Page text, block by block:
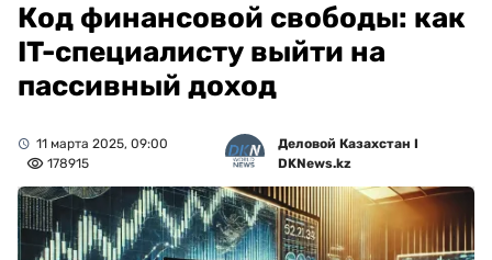
Код финансовой свободы: как
IT-специалисту выйти на
пассивный доход
11 марта 2025, 09:00
178915
Деловой Казахстан I
DKNews.kz